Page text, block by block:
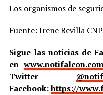
Los organismos de
Fuente: Irene Revilla
Sigue las noticias de
enwww.notifalcon.com
Twitter
Facebook:https://